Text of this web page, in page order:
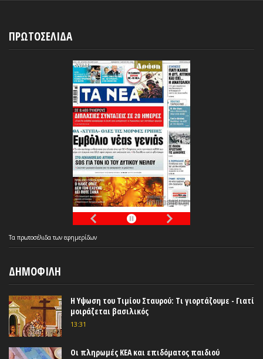
ΠΡΩΤΟΣΕΛΙΔΑ
Τα πρωτοσέλιδατων εφημερίδων
ΔΗΜΟΦΙΛΗ
Η Υψωση του Τιμίου Σταυρού: Τι γιορτάζουμε - Γιατί
μοιράζεται βασιλικός
13:31
Οι πληρωμές ΚΕΑ και επιδόματος παιδιού